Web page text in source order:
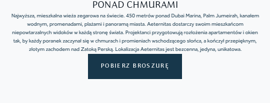
PONAD CHMURAMI
Najwyższa, mieszkalna wieża zegarowa na świecie. 450 metrów ponad Dubai Marina, Palm Jumeirah, kanałem
wodnym, promenadami, plażami i panoramą miasta. Aeternitas dostarczy swoim mieszkańcom
niepowtarzalnych widoków w każdą stronę świata. Projektanci przygotowują rozłożenia apartamentów i okien
tak, by każdy poranek zaczynał się w chmurach i promieniach wschodzącego słońca, a kończył przepięknym,
złotym zachodem nad Zatoką Perską. Lokalizacja Aeternitas jest bezcenna, jedyna, unikatowa.
POBIERZ BROSZURĘ